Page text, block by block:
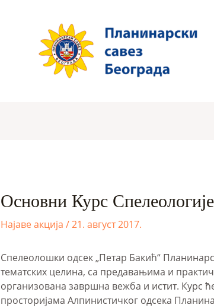
Oсновни Курс
Најаве акција /21. август 2017.
Спелеолошки одсек „Петар Бакић“
тематских целина, са предавањима и
организована завршна вежба и истит. Курс
просторијама Алпинистичког одсека